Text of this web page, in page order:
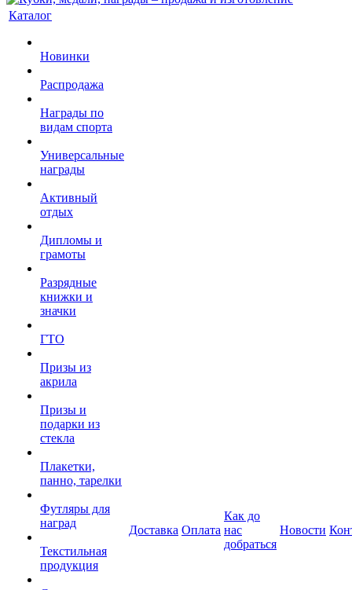
Каталог
Новинки
Распродажа
Награды по
видам спорта
Универсальные
награды
Активный
отдых
Дипломы и
грамоты
Разрядные
книжки и
значки
ГТО
Призы из
акрила
Призы и
подарки из
стекла
Плакетки,
панно, тарелки
Футляры для
наград
Текстильная
продукция
Доставка Оплата
Как до
нас
добраться
Новости